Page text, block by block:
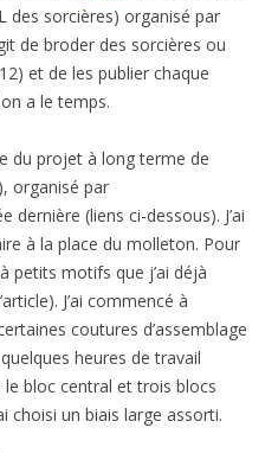
des sorcières) organisé par
de broder des sorcières ou
et de les publier chaque
a le temps.
du projet à long terme de
organisé par
dernière (liens ci-dessous). J’ai
à la place du molleton. Pour
petits motifs que j’ai déjà
J’ai commencé à
coutures d’assemblage
heures de travail
le bloc central et trois blocs
choisi un biais large assorti.